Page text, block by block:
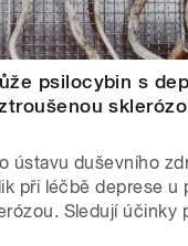
psilocybin s
ústavu duševního
při léčbě deprese u
Sledují účinky